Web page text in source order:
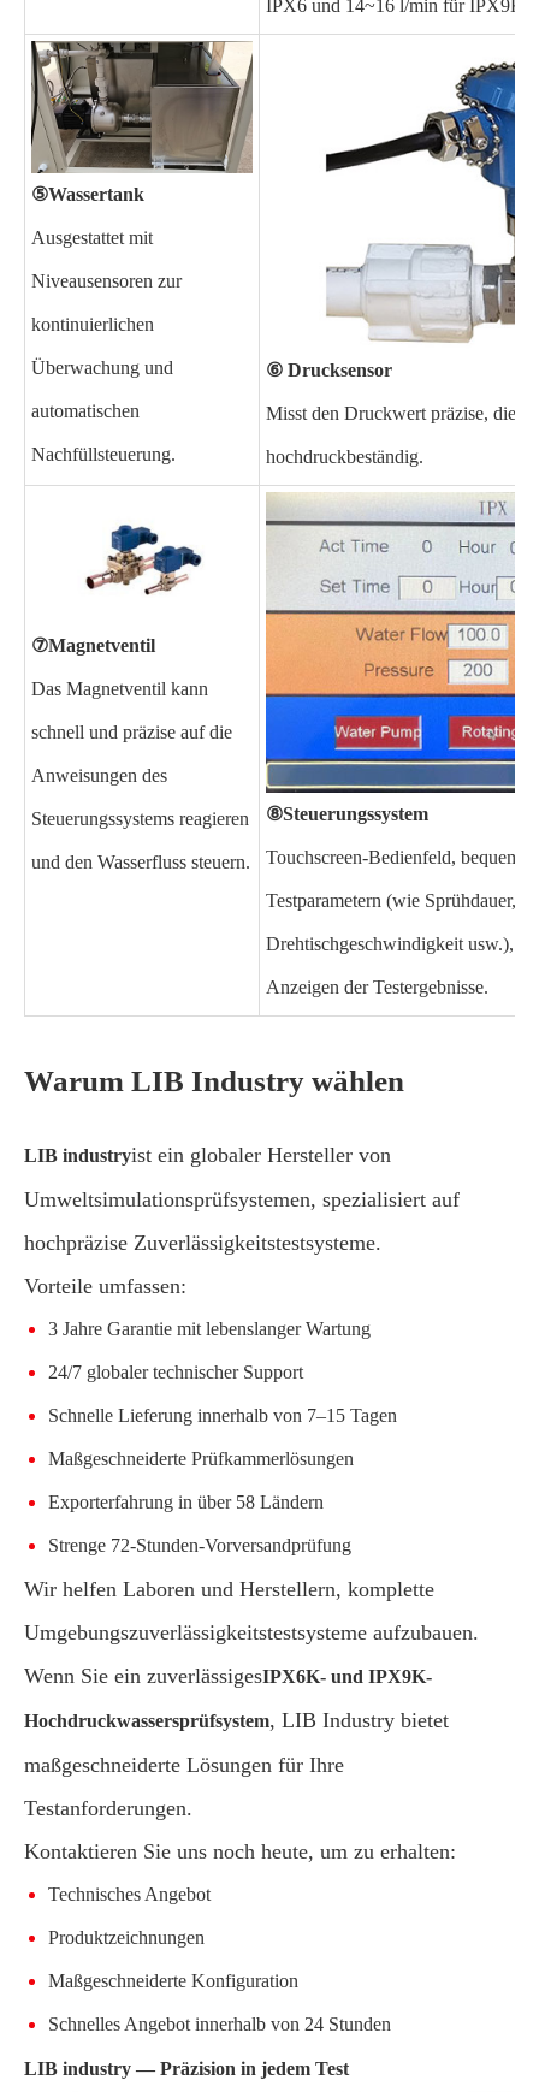
IPX6 und 14~16 l/min für IPX9K
⑤Wassertank
Ausgestattet mit
Niveausensoren zur
kontinuierlichen
Überwachung und
automatischen
Nachfüllsteuerung.
⑥ Drucksensor
Misst den Druckwert präzise, die
hochdruckbeständig.
⑦Magnetventil
Das Magnetventil kann
schnell und präzise auf die
Anweisungen des
Steuerungssystems reagieren
und den Wasserfluss steuern.
⑧Steuerungssystem
Touchscreen-Bedienfeld, bequem
Testparametern (wie Sprühdauer,
Drehtischgeschwindigkeit usw.),
Anzeigen der Testergebnisse.
Warum LIB Industry wählen
LIB industryist ein globaler Hersteller von
Umweltsimulationsprüfsystemen, spezialisiert auf
hochpräzise Zuverlässigkeitstestsysteme.
Vorteile umfassen:
3 Jahre Garantie mit lebenslanger Wartung
24/7 globaler technischer Support
Schnelle Lieferung innerhalb von 7–15 Tagen
Maßgeschneiderte Prüfkammerlösungen
Exporterfahrung in über 58 Ländern
Strenge 72-Stunden-Vorversandprüfung
Wir helfen Laboren und Herstellern, komplette
Umgebungszuverlässigkeitstestsysteme aufzubauen.
Wenn Sie ein zuverlässigesIPX6K- und IPX9K-
Hochdruckwassersprüfsystem, LIB Industry bietet
maßgeschneiderte Lösungen für Ihre
Testanforderungen.
Kontaktieren Sie uns noch heute, um zu erhalten:
Technisches Angebot
Produktzeichnungen
Maßgeschneiderte Konfiguration
Schnelles Angebot innerhalb von 24 Stunden
LIB industry — Präzision in jedem Test